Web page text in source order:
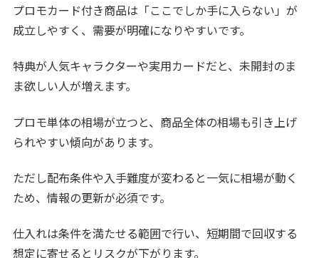
プロモカード付き商品は「ここでしか手に入らない」が
成立しやすく、需要が明確になりやすいです。
特典が人気キャラクターや実用カードだと、未開封のま
ま欲しい人が増えます。
プロモ単体の相場が立つと、商品全体の相場も引き上げ
られやすい傾向があります。
ただし配布条件や入手難度が変わると一気に相場が動く
ため、情報の更新が必須です。
仕入れは条件を満たせる範囲で行い、短期間で回収する
想定に寄せるとリスクが下がります。